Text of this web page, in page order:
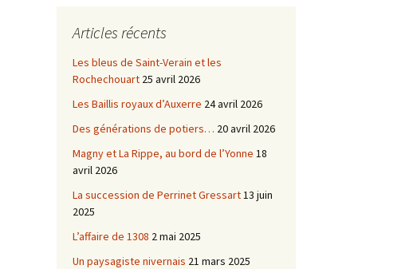
Châtellenie d’Etais
Châtellenies de Corvol et
Billy
Châtellenie de Chatel-
Articles récents
Les bleus de Saint-Verain et les
Rochechouart 25 avril 2026
Les Baillis royaux d’Auxerre 24 avril 2026
Des générations de potiers… 20 avril 2026
Magny et La Rippe, au bord de l’Yonne 18
avril 2026
La succession de Perrinet Gressart13 juin
2025
L’affaire de 1308 2 mai 2025
Un paysagiste nivernais 21 mars 2025